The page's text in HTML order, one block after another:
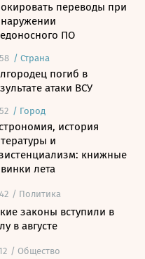
переводы при
ПО
/ Страна
погиб в
атаки ВСУ
/ Город
история
и
книжные
лета
/ Политика
законы вступили в
в августе
/ Общество